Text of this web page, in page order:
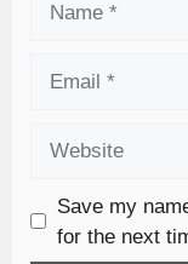
Save my
for the next